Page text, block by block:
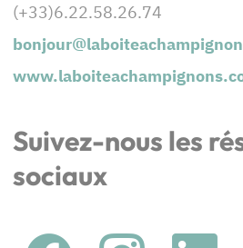
(+33)6.22.58.26.74
Suivez-nous les
sociaux